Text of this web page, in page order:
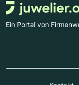
Ein Portal von